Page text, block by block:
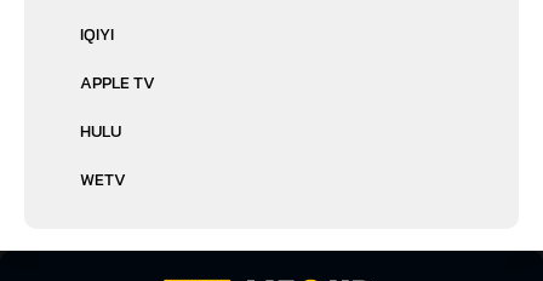
IQIYI
APPLE TV
HULU
WETV